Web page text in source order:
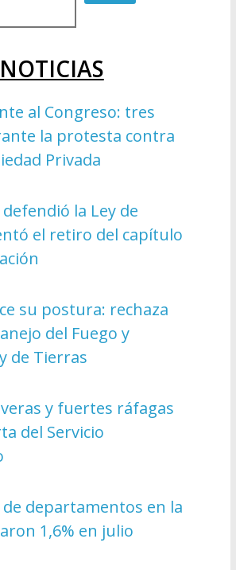
al Congreso: tres
la protesta contra
Privada
la Ley de
el retiro del capítulo
su postura: rechaza
del Fuego y
de Tierras
y fuertes ráfagas
del Servicio
departamentos en la
1,6% en julio